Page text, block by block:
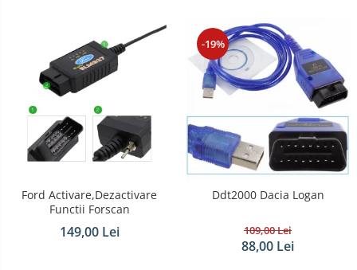
Ford Activare,Dezactivare
Functii Forscan
149,00 Lei
-19%
Ddt2000 Dacia Logan
109,00 Lei
88,00 Lei